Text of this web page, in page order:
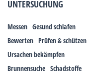
UNTERSUCHUNG
Messen Gesund schlafen
Bewerten Prüfen & schützen
Ursachen bekämpfen
Brunnensuche Schadstoffe